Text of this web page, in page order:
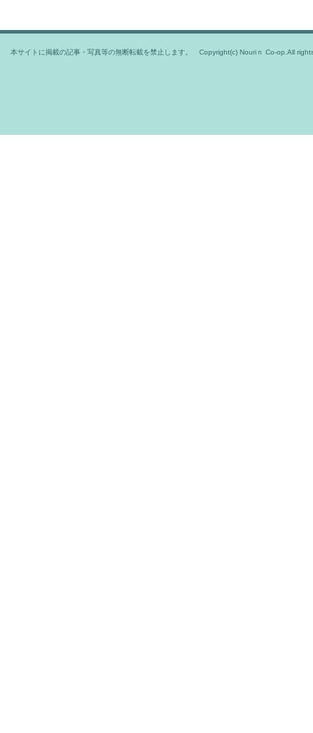
本サイトに掲載の記事・写真等の無断転載を禁止します。 Copyright(c) Nouriｎ Co-op.All